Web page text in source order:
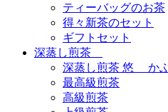
ティーバッグのお茶
得々新茶のセット
ギフトセット
深蒸し煎茶
深蒸し煎茶 悠 か
最高級煎茶
高級煎茶